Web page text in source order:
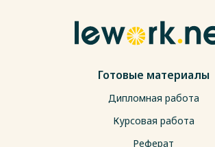
Готовые материалы
Дипломная работа
Курсовая работа
Реферат